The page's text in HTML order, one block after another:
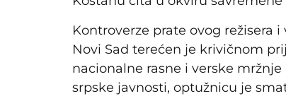
Kontroverze prate ovog režisera
Novi Sad terećen je krivičnom
nacionalne rasne i verske
srpske javnosti, optužnicu je